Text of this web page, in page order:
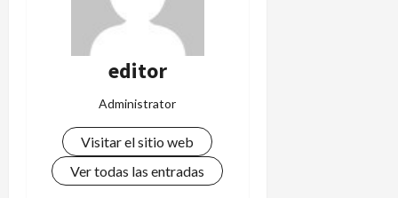
editor
Administrator
Visitar el sitio web
Ver todas las entradas